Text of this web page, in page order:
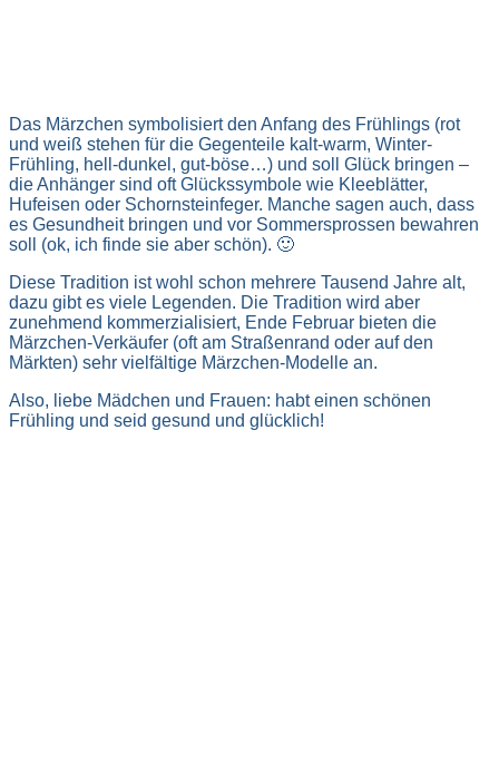
Das Märzchen symbolisiert den Anfang des Frühlings (rot
und weiß stehen für die Gegenteile kalt-warm, Winter-
Frühling, hell-dunkel, gut-böse…) und soll Glück bringen –
die Anhänger sind oft Glückssymbole wie Kleeblätter,
Hufeisen oder Schornsteinfeger. Manche sagen auch, dass
es Gesundheit bringen und vor Sommersprossen bewahren
soll (ok, ich finde sie aber schön). 🙂
Diese Tradition ist wohl schon mehrere Tausend Jahre alt,
dazu gibt es viele Legenden. Die Tradition wird aber
zunehmend kommerzialisiert, Ende Februar bieten die
Märzchen-Verkäufer (oft am Straßenrand oder auf den
Märkten) sehr vielfältige Märzchen-Modelle an.
Also, liebe Mädchen und Frauen: habt einen schönen
Frühling und seid gesund und glücklich!